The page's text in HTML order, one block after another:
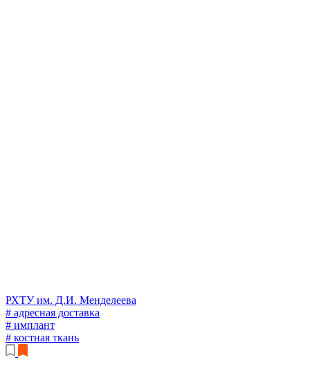
РХТУ им. Д.И. Менделеева
# адресная доставка
# имплант
# костная ткань